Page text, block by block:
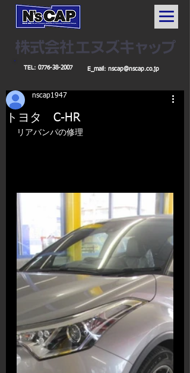
TEL: 0776-38-2007 E_mail: nscap@nscap.co.jp
トヨタ C-HR
nscap1947
リアバンパの修理